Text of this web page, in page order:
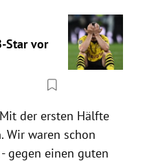
Star vor
der ersten Hälfte
Wir waren schon
gegen einen guten